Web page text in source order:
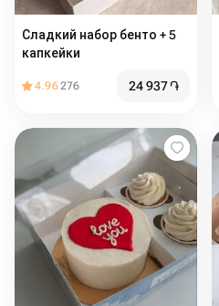
Сладкий набор бенто + 5
капкейки
4.96276 24 937֏